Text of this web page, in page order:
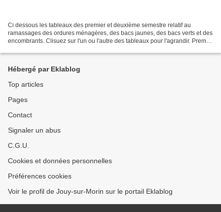
Ci dessous les tableaux des premier et deuxième semestre relatif au
ramassages des ordures ménagères, des bacs jaunes, des bacs verts et des
encombrants. Clisuez sur l'un ou l'autre des tableaux pour l'agrandir. Premier
Hébergé par Eklablog
Top articles
Pages
Contact
Signaler un abus
C.G.U.
Cookies et données personnelles
Préférences cookies
Voir le profil de Jouy-sur-Morin sur le portail Eklablog